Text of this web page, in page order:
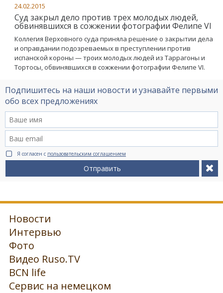
24.02.2015
Суд закрыл дело против трех молодых людей,
обвинявшихся в сожжении фотографии Фелипе VI
Коллегия Верховного суда приняла решение о закрытии дела
и оправдании подозреваемых в преступлении против
испанской короны — троих молодых людей из Таррагоны и
Тортосы, обвинявшихся в сожжении фотографии Фелипе VI.
Подпишитесь на наши новости и узнавайте первыми
обо всех предложениях
Я согласен с пользовательским соглашением
Отправить
Новости
Интервью
Фото
Видео Ruso.TV
BCN life
Сервис на немецком